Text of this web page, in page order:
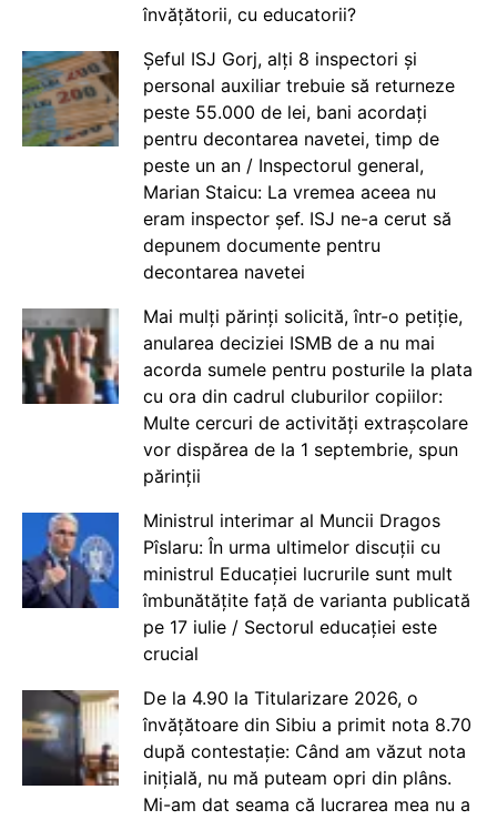
învățătorii, cu educatorii?
Șeful ISJ Gorj, alți 8 inspectori și
personal auxiliar trebuie să returneze
peste 55.000 de lei, bani acordați
pentru decontarea navetei, timp de
peste un an / Inspectorul general,
Marian Staicu: La vremea aceea nu
eram inspector șef. ISJ ne-a cerut să
depunem documente pentru
decontarea navetei
Mai mulți părinți solicită, într-o petiție,
anularea deciziei ISMB de a nu mai
acorda sumele pentru posturile la plata
cu ora din cadrul cluburilor copiilor:
Multe cercuri de activități extrașcolare
vor dispărea de la 1 septembrie, spun
părinții
Ministrul interimar al Muncii Dragos
Pîslaru: În urma ultimelor discuții cu
ministrul Educației lucrurile sunt mult
îmbunătățite față de varianta publicată
pe 17 iulie / Sectorul educației este
crucial
De la 4.90 la Titularizare 2026, o
învățătoare din Sibiu a primit nota 8.70
după contestație: Când am văzut nota
inițială, nu mă puteam opri din plâns.
Mi-am dat seama că lucrarea mea nu a